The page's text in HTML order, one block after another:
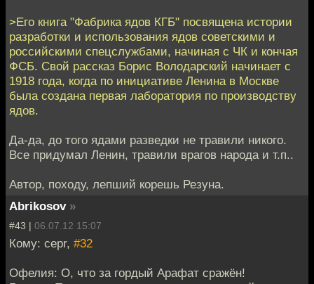
>Его книга "Фабрика ядов КГБ" посвящена истории
разработки и использования ядов советскими и
российскими спецслужбами, начиная с ЧК и кончая
ФСБ. Свой рассказ Борис Володарский начинает с
1918 года, когда по инициативе Ленина в Москве
была создана первая лаборатория по производству
ядов.
Да-да, до того ядами разведки не травили никого.
Все придумал Ленин, травили врагов народа и т.п..
Автор, походу, лепший корешь Резуна.
Abrikosov »
#43 | 06.07.12 15:07
Кому: cepr, #32
Офелия: О, что за гордый Арафат сражён!